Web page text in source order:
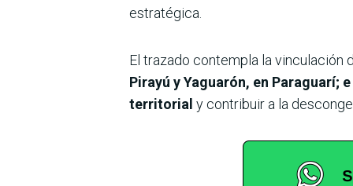
estratégica.
El trazado contempla la vinculación
Pirayú y Yaguarón, en Paraguarí;
territorial y contribuir a la